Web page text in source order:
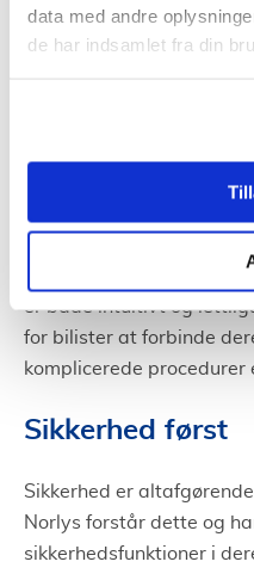
data med andre
de har indsamlet fra din
Teknoligien er i
lader er i forkant med de
Brugervenlighed
er både intuitivt og
for bilister at forbinde
komplicerede procedurer
Sikkerhed først
Sikkerhed er
Norlys forstår dette og
sikkerhedsfunktioner i